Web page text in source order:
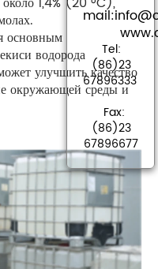
основным
водорода
улучшить качество
окружающей среды и
Tel:
(86)23
67896333
Fax:
(86)23
67896677